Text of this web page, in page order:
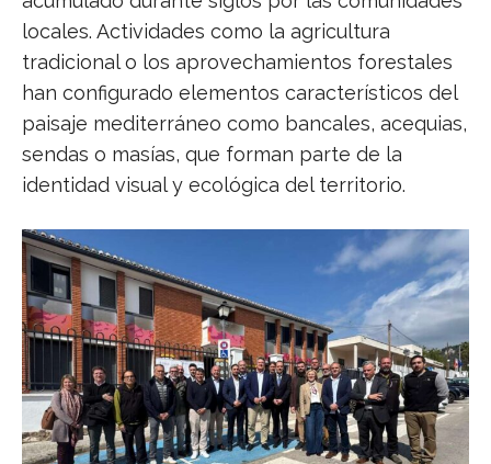
locales. Actividades como la agricultura
tradicional o los aprovechamientos forestales
han configurado elementos característicos del
paisaje mediterráneo como bancales, acequias,
sendas o masías, que forman parte de la
identidad visual y ecológica del territorio.